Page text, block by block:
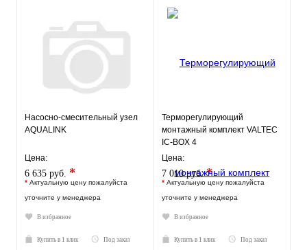
Насосно-смесительный узел
AQUALINK
Цена:
6 635 руб. *
* Актуальную цену пожалуйста
уточните у менеджера
В избранное
Купить в 1 клик Под заказ
Терморегулирующий
монтажный комплект VALTEC
IC-BOX 4
Цена:
7 010 руб.*
* Актуальную цену пожалуйста
уточните у менеджера
В избранное
Купить в 1 клик Под заказ